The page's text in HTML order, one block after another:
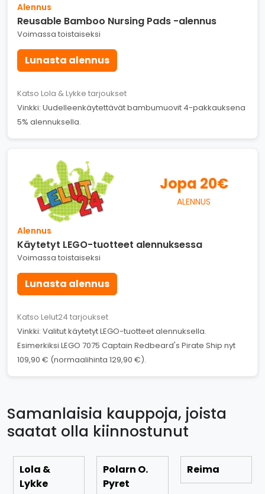
Alennus
Reusable Bamboo Nursing Pads -alennus
Voimassa toistaiseksi
Lunasta alennus
Katso Lola & Lykke tarjoukset
Vinkki: Uudelleenkäytettävät bambumuovit 4-pakkauksena
5% alennuksella.
Jopa 20€
ALENNUS
Alennus
Käytetyt LEGO-tuotteet alennuksessa
Voimassa toistaiseksi
Lunasta alennus
Katso Lelut24 tarjoukset
Vinkki: Valitut käytetyt LEGO-tuotteet alennuksella.
Esimerkiksi LEGO 7075 Captain Redbeard's Pirate Ship nyt
109,90 € (normaalihinta 129,90 €).
Samanlaisia kauppoja, joista
saatat olla kiinnostunut
Lola &
Lykke
Polarn O.
Pyret
Reima